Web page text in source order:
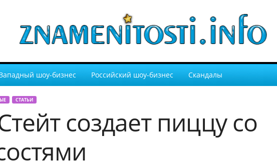
шоу-бизнес Российский шоу-бизнес Скандалы
СТАТЬИ
создает пиццу со